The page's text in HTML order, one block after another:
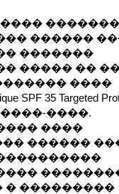
������
�������
����� ��
����
35 Targeted
����-����.
����
������
� ���������